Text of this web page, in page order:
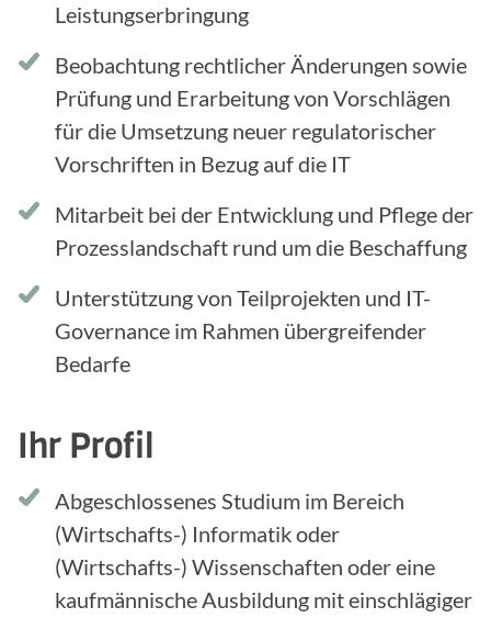
Leistungserbringung
Beobachtung rechtlicher Änderungen sowie
Prüfung und Erarbeitung von Vorschlägen
für die Umsetzung neuer regulatorischer
Vorschriften in Bezug auf die IT
Mitarbeit bei der Entwicklung und Pflege der
Prozesslandschaft rund um die Beschaffung
Unterstützung von Teilprojekten und IT-
Governance im Rahmen übergreifender
Bedarfe
Ihr Profil
Abgeschlossenes Studium im Bereich
(Wirtschafts-) Informatik oder
(Wirtschafts-) Wissenschaften oder eine
kaufmännische Ausbildung mit einschlägiger